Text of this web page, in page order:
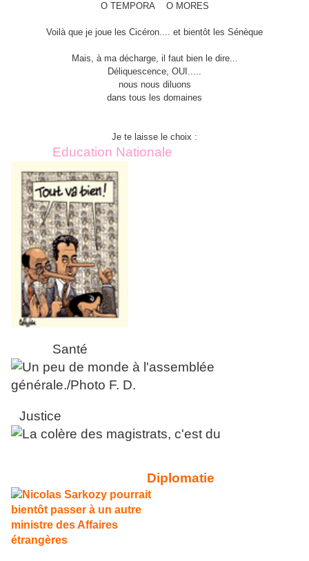
O TEMPORA O MORES
Voilà que je joue les Cicéron.... et bientôt les Sénèque
Mais, à ma décharge, il faut bien le dire...
Déliquescence, OUI.....
nous nous diluons
dans tous les domaines
Je te laisse le choix :
Education Nationale
Santé
Justice
Diplomatie